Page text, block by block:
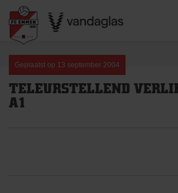
content
Geplaatst op 13 september 2004
TELEURSTELLEND
A1